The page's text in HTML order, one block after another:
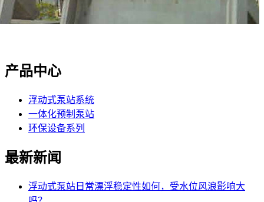
产品中心
浮动式泵站系统
一体化预制泵站
环保设备系列
最新新闻
浮动式泵站日常漂浮稳定性如何，受水位风浪影响大